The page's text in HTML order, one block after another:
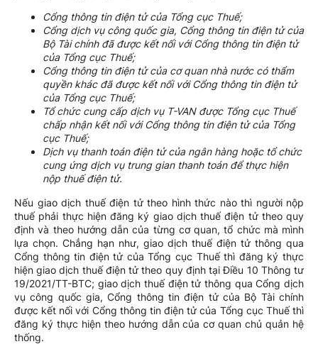
Cổng thông tin điện tử của Tổng cục Thuế;
Cổng dịch vụ công quốc gia, Cổng thông tin điện tử của
Bộ Tài chính đã được kết nối với Cổng thông tin điện tử
của Tổng cục Thuế;
Cổng thông tin điện tử của cơ quan nhà nước có thẩm
quyền khác đã được kết nối với Cổng thông tin điện tử
của Tổng cục Thuế;
Tổ chức cung cấp dịch vụ T-VAN được Tổng cục Thuế
chấp nhận kết nối với Cổng thông tin điện tử của Tổng
cục Thuế;
Dịch vụ thanh toán điện tử của ngân hàng hoặc tổ chức
cung ứng dịch vụ trung gian thanh toán để thực hiện
nộp thuế điện tử.
Nếu giao dịch thuế điện tử theo hình thức nào thì người nộp
thuế phải thực hiện đăng ký giao dịch thuế điện tử theo quy
định và theo hướng dẫn của từng cơ quan, tổ chức mà mình
lựa chọn. Chẳng hạn như, giao dịch thuế điện tử thông qua
Cổng thông tin điện tử của Tổng cục Thuế thì đăng ký thực
hiện giao dịch thuế điện tử theo quy định tại Điều 10 Thông tư
19/2021/TT-BTC; giao dịch thuế điện tử thông qua Cổng dịch
vụ công quốc gia, Cổng thông tin điện tử của Bộ Tài chính
được kết nối với Cổng thông tin điện tử của Tổng cục Thuế thì
đăng ký thực hiện theo hướng dẫn của cơ quan chủ quản hệ
thống.